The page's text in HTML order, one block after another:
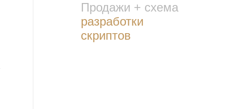
Продажи + схема
разработки
скриптов